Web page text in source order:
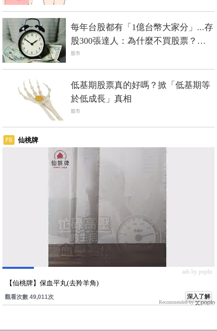
每年台股都有「1億台幣大家分」...存
股300張達人：為什麼不買股票？殖
利率5％就能打敗通膨！
股市
低基期股票真的好嗎？掀「低基期等
於低成長」真相
股市
PR 仙桃牌
ads by popIn
【仙桃牌】保血平丸(去羚羊角)
觀看次數 49,011次 深入了解
Recommended by